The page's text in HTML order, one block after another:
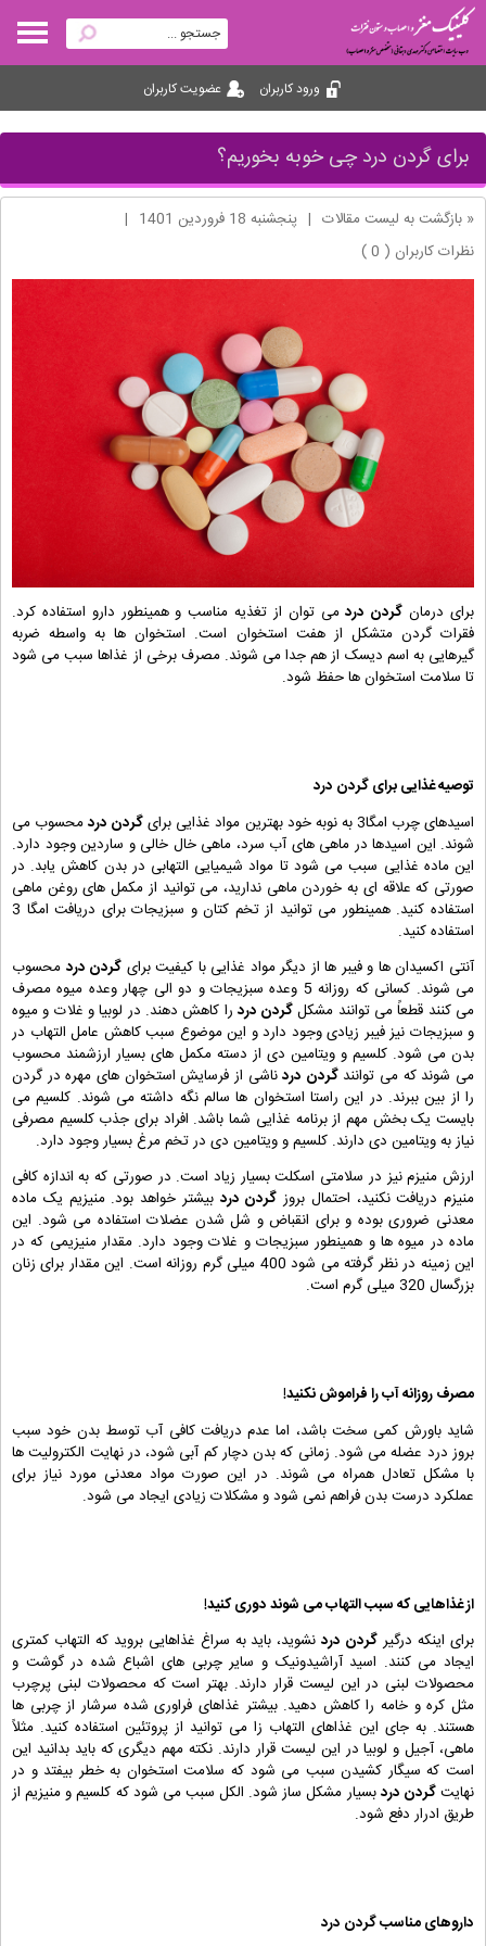
ورود کاربران عضویت کاربران
برای گردن درد چی خوبه بخوریم؟
« بازگشت به لیست مقالات | پنجشنبه 18 فروردین 1401
|
نظرات کاربران ( 0 )
برای درمان گردن دردمی توان از تغذیه مناسب و همینطور دارو استفاده کرد.
فقرات گردن متشکل از هفت استخوان است. استخوان ها به واسطه ضربه
گیرهایی به اسم دیسک از هم جدا می شوند. مصرف برخی از غذاها سبب می شود
تا سلامت استخوان ها حفظ شود.
توصیه غذایی برایگردن درد
اسیدهای چرب امگا3 به نوبه خود بهترین مواد غذایی برای
گردن دردمحسوب می
شوند. این اسیدها در ماهی های آب سرد، ماهی خال خالی و ساردین وجود دارد.
این ماده غذایی سبب می شود تا مواد شیمیایی التهابی در بدن کاهش یابد. در
صورتی که علاقه ای به خوردن ماهی ندارید، می توانید از مکمل های روغن ماهی
استفاده کنید. همینطور می توانید از تخم کتان و سبزیجات برای دریافت امگا 3
استفاده کنید.
آنتی اکسیدان ها و فیبر ها از دیگر مواد غذایی با کیفیت برای گردن درد محسوب
می شوند. کسانی که روزانه 5 وعده سبزیجات و دو الی چهار وعده میوه مصرف
می کنند قطعاً می توانند مشکلگردن درد را کاهش دهند. در لوبیا و غلات و میوه
و سبزیجات نیز فیبر زیادی وجود دارد و این موضوع سبب کاهش عامل التهاب در
بدن می شود. کلسیم و ویتامین دی از دسته مکمل های بسیار ارزشمند محسوب
می شوند که می توانندگردن دردناشی از فرسایش استخوان های مهره در گردن
را از بین ببرند. در این راستا استخوان ها سالم نگه داشته می شوند. کلسیم می
بایست یک بخش مهم از برنامه غذایی شما باشد. افراد برای جذب کلسیم مصرفی
نیاز به ویتامین دی دارند. کلسیم و ویتامین دی در تخم مرغ بسیار وجود دارد.
ارزش منیزم نیز در سلامتی اسکلت بسیار زیاد است. در صورتی که به اندازه کافی
منیزم دریافت نکنید، احتمال بروز گردن درد بیشتر خواهد بود. منیزیم یک ماده
معدنی ضروری بوده و برای انقباض و شل شدن عضلات استفاده می شود. این
ماده در میوه ها و همینطور سبزیجات و غلات وجود دارد. مقدار منیزیمی که در
این زمینه در نظر گرفته می شود 400 میلی گرم روزانه است. این مقدار برای زنان
بزرگسال 320 میلی گرم است.
مصرف روزانه آب را فراموش نکنید!
شاید باورش کمی سخت باشد، اما عدم دریافت کافی آب توسط بدن خود سبب
بروز درد عضله می شود. زمانی که بدن دچار کم آبی شود، در نهایت الکترولیت ها
با مشکل تعادل همراه می شوند. در این صورت مواد معدنی مورد نیاز برای
عملکرد درست بدن فراهم نمی شود و مشکلات زیادی ایجاد می شود.
از غذاهایی که سبب التهاب می شوند دوری کنید!
برای اینکه درگیر گردن دردنشوید، باید به سراغ غذاهایی بروید که التهاب کمتری
ایجاد می کنند. اسید آراشیدونیک و سایر چربی های اشباع شده در گوشت و
محصولات لبنی در این لیست قرار دارند. بهتر است که محصولات لبنی پرچرب
مثل کره و خامه را کاهش دهید. بیشتر غذاهای فراوری شده سرشار از چربی ها
هستند. به جای این غذاهای التهاب زا می توانید از پروتئین استفاده کنید. مثلاً
ماهی، آجیل و لوبیا در این لیست قرار دارند. نکته مهم دیگری که باید بدانید این
است که سیگار کشیدن سبب می شود که سلامت استخوان به خطر بیفتد و در
نهایتگردن دردبسیار مشکل ساز شود. الکل سبب می شود که کلسیم و منیزیم از
طریق ادرار دفع شود.
داروهای مناسبگردن درد